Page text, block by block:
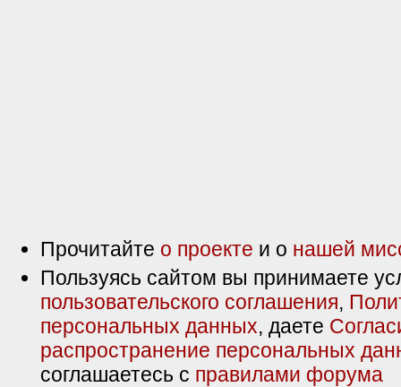
Прочитайте о проекте и о нашей
Пользуясь сайтом вы принимаете
пользовательского соглашения,
персональных данных, даете
распространение персональных
соглашаетесь с правилами форума